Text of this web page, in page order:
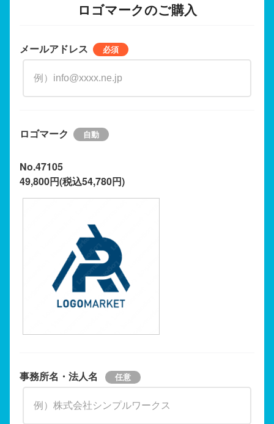
ロゴマークのご購入
メールアドレス
ロゴマーク
No.47105
49,800円(税込54,780円)
事務所名・法人名